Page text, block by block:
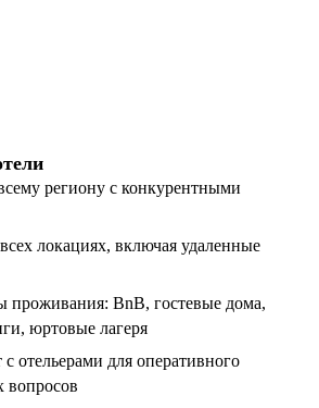
региону с конкурентными
локациях, включая удаленные
проживания: BnB, гостевые дома,
юртовые лагеря
отельерами для оперативного